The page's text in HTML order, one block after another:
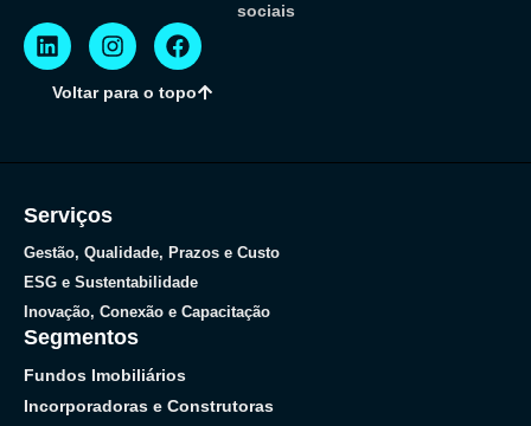
sociais
Voltar para o topo
Serviços
Gestão, Qualidade, Prazos e Custo
ESG e Sustentabilidade
Inovação, Conexão e Capacitação
Segmentos
Fundos Imobiliários
Incorporadoras e Construtoras